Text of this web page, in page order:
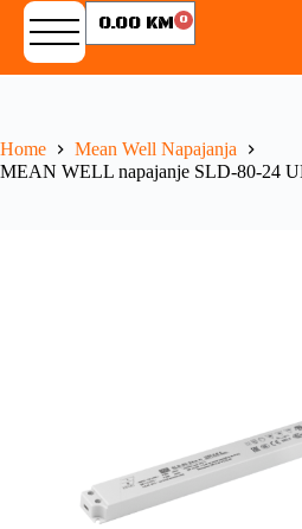
0.00 KM 0
Home
Mean Well Napajanja
MEAN WELL napajanje SLD-80-24